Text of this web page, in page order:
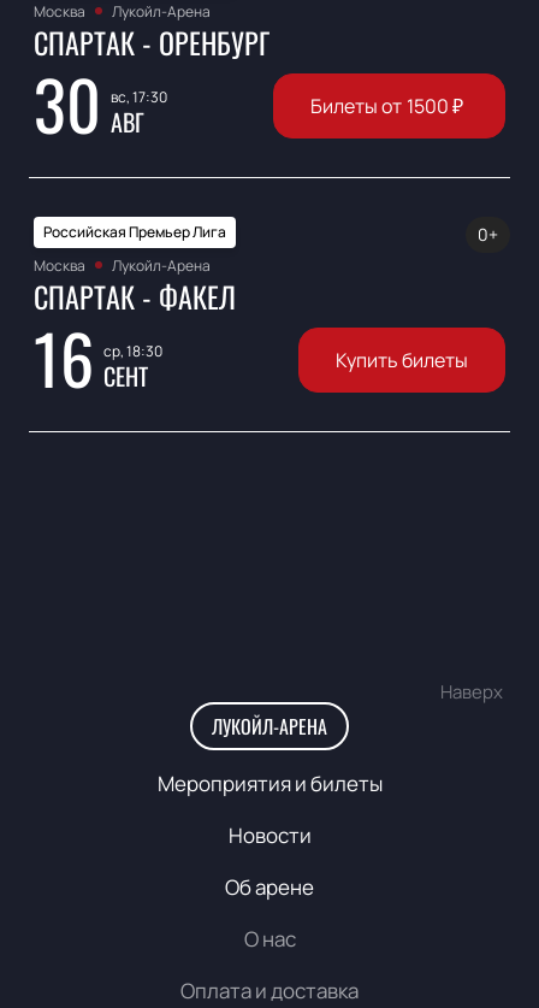
Москва
Лукойл-Арена
СПАРТАК - ОРЕНБУРГ
30 вс, 17:30
АВГ Билеты от 1500₽
Российская Премьер Лига
Москва
Лукойл-Арена
СПАРТАК - ФАКЕЛ
16 ср, 18:30
СЕНТ
0+
Купить билеты
Наверх
ЛУКОЙЛ-АРЕНА
Мероприятия и билеты
Новости
Об арене
О нас
Оплата и доставка